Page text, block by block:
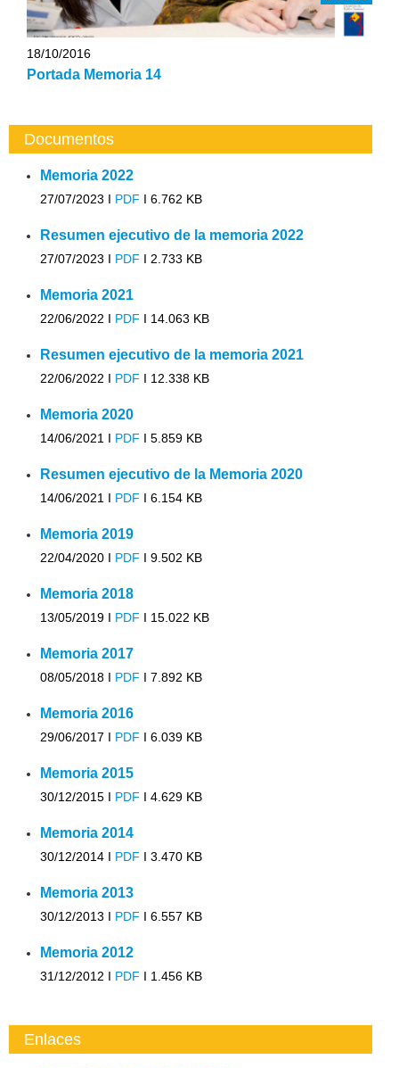
18/10/2016
Portada Memoria 14
Documentos
Memoria 2022
27/07/2023 I PDF I 6.762 KB
Resumen ejecutivo de la memoria 2022
27/07/2023 I PDF I 2.733 KB
Memoria 2021
22/06/2022 I PDF I 14.063 KB
Resumen ejecutivo de la memoria 2021
22/06/2022 I PDF I 12.338 KB
Memoria 2020
14/06/2021 I PDF I 5.859 KB
Resumen ejecutivo de la Memoria 2020
14/06/2021 I PDF I 6.154 KB
Memoria 2019
22/04/2020 I PDF I 9.502 KB
Memoria 2018
13/05/2019 I PDF I 15.022 KB
Memoria 2017
08/05/2018 I PDF I 7.892 KB
Memoria 2016
29/06/2017 I PDF I 6.039 KB
Memoria 2015
30/12/2015 I PDF I 4.629 KB
Memoria 2014
30/12/2014 I PDF I 3.470 KB
Memoria 2013
30/12/2013 I PDF I 6.557 KB
Memoria 2012
31/12/2012 I PDF I 1.456 KB
Enlaces